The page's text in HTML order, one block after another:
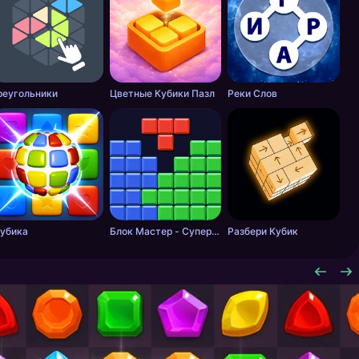
Цветные Кубики Пазл Реки Слов
Блок Мастер - Супер Пазл Разбери Кубик